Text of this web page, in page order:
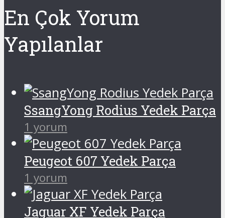
En Çok Yorum
Yapılanlar
SsangYong Rodius Yedek Parça
1 yorum
Peugeot 607 Yedek Parça
1 yorum
Jaguar XF Yedek Parça